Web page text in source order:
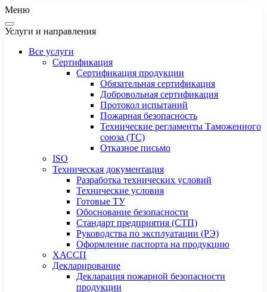
Меню
Услуги и направления
Все услуги
Сертификация
Сертификация продукции
Обязательная сертификация
Добровольная сертификация
Протокол испытаний
Пожарная безопасность
Технические регламенты Таможенного
союза (ТС)
Отказное письмо
ISO
Техническая документация
Разработка технических условий
Технические условия
Готовые ТУ
Обоснование безопасности
Стандарт предприятия (СТП)
Руководства по эксплуатации (РЭ)
Оформление паспорта на продукцию
ХАССП
Декларирование
Декларация пожарной безопасности
продукции